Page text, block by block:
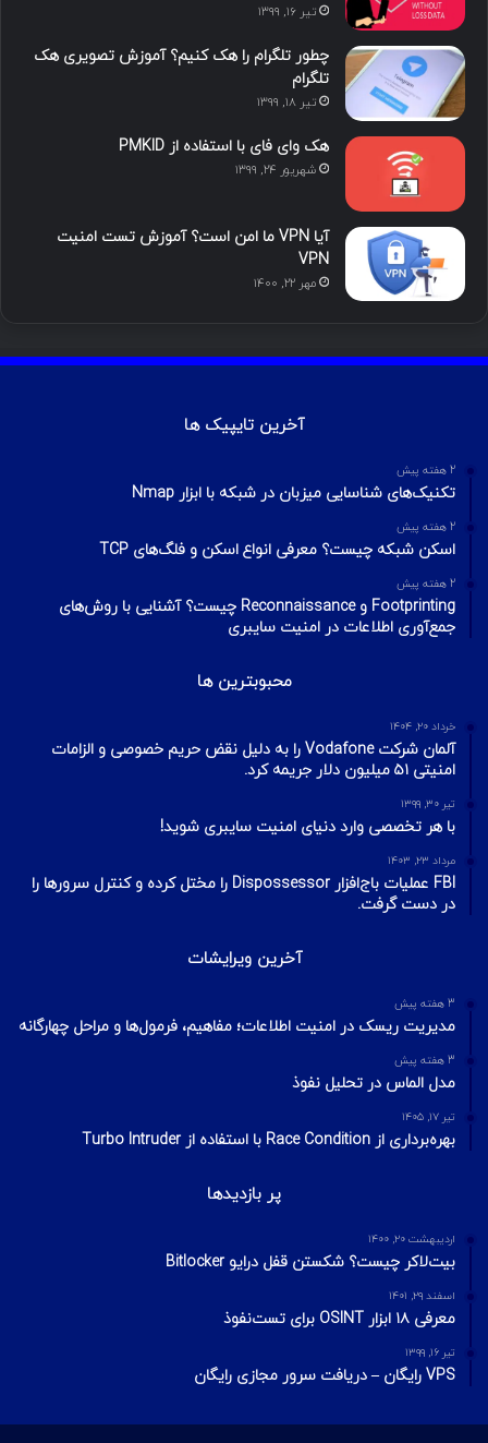
تیر ۱۶, ۱۳۹۹
چطور تلگرام را هک کنیم؟ آموزش تصویری هک
تلگرام
تیر ۱۸, ۱۳۹۹
هک وای فای با استفاده از PMKID
شهریور ۲۴, ۱۳۹۹
آیا VPN ما امن است؟ آموزش تست امنیت
VPN
مهر ۲۲, ۱۴۰۰
آخرین تایپیک ها
2 هفته پیش
تکنیک‌های شناسایی میزبان در شبکه با ابزار Nmap
2 هفته پیش
اسکن شبکه چیست؟ معرفی انواع اسکن و فلگ‌های TCP
2 هفته پیش
Footprinting و Reconnaissance چیست؟ آشنایی با روش‌های
جمع‌آوری اطلاعات در امنیت سایبری
محبوبترین ها
خرداد ۲۰, ۱۴۰۴
آلمان شرکت Vodafone را به دلیل نقض حریم خصوصی و الزامات
امنیتی ۵۱ میلیون دلار جریمه کرد.
تیر ۳۰, ۱۳۹۹
با هر تخصصی وارد دنیای امنیت سایبری شوید!
مرداد ۲۳, ۱۴۰۳
FBI عملیات باج‌افزار Dispossessor را مختل کرده و کنترل سرورها را
در دست گرفت.
آخرین ویرایشات
3 هفته پیش
مدیریت ریسک در امنیت اطلاعات؛ مفاهیم، فرمول‌ها و مراحل چهارگانه
3 هفته پیش
مدل الماس در تحلیل نفوذ
تیر ۱۷, ۱۴۰۵
بهره‌برداری از Race Condition با استفاده از Turbo Intruder
پر بازدیدها
اردیبهشت ۲۰, ۱۴۰۰
بیت‌لاکر چیست؟ شکستن قفل درایو Bitlocker
اسفند ۲۹, ۱۴۰۱
معرفی ۱۸ ابزار OSINT برای تست‌نفوذ
تیر ۱۶, ۱۳۹۹
VPS رایگان – دریافت سرور مجازی رایگان